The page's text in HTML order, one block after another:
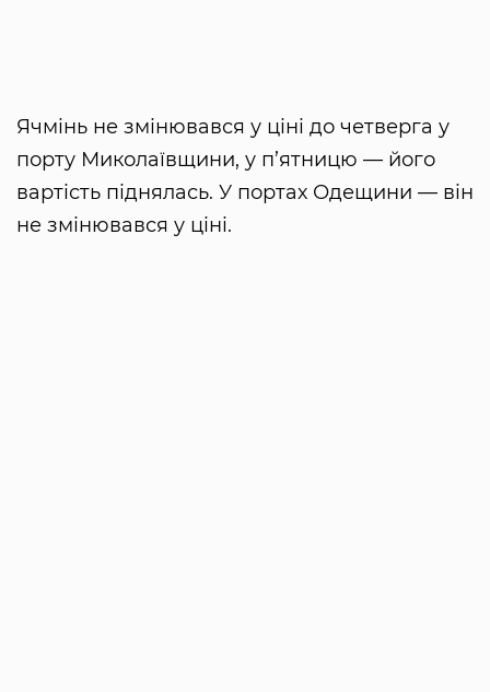
Ячмінь не змінювався у ціні до четверга у
порту Миколаївщини, у п’ятницю — його
вартість піднялась. У портах Одещини — він
не змінювався у ціні.